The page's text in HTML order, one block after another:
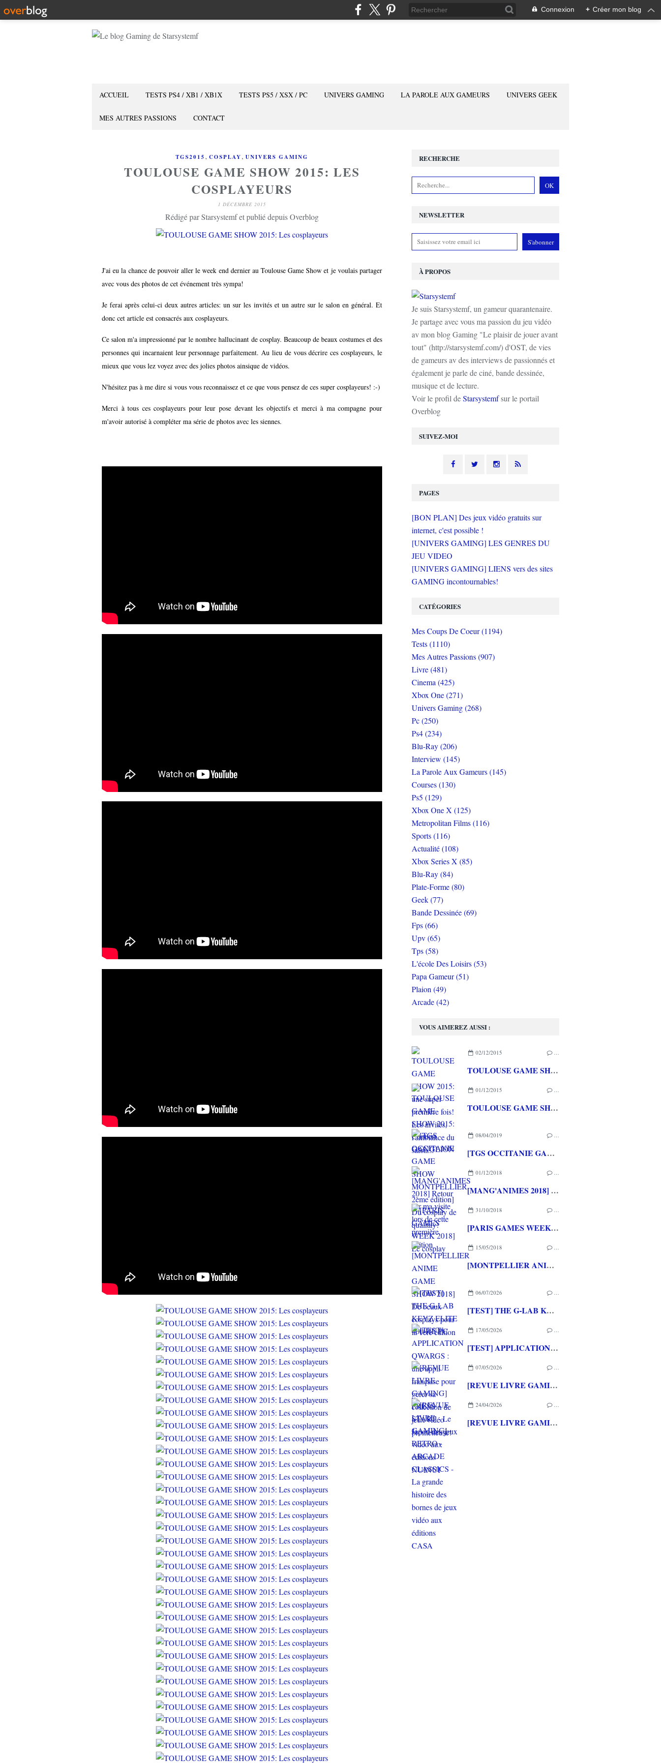
Connexion + Créer mon blog
ACCUEIL TESTS PS4 / XB1 / XB1X TESTS PS5 / XSX / PC UNIVERS GAMING LA PAROLE AUX GAMEURS UNIVERS GEEK
MES AUTRES PASSIONS CONTACT
TGS2015 , COSPLAY, UNIVERS GAMING
TOULOUSE GAME SHOW 2015: LES
COSPLAYEURS
1 DÉCEMBRE 2015
Rédigé par Starsystemf et publié depuis Overblog
J'ai eu la chance de pouvoir aller le week end dernier au Toulouse Game Show et je voulais partager
avec vous des photos de cet événement très sympa!
Je ferai après celui-ci deux autres articles: un sur les invités et un autre sur le salon en général. Et
donc cet article est consacrés aux cosplayeurs.
Ce salon m'a impressionné par le nombre hallucinant de cosplay. Beaucoup de beaux costumes et des
personnes qui incarnaient leur personnage parfaitement. Au lieu de vous décrire ces cosplayeurs, le
mieux que vous lez voyez avec des jolies photos ainsique de vidéos.
N'hésitez pas à me dire si vous vous reconnaissez et ce que vous pensez de ces super cosplayeurs! :-)
Merci à tous ces cosplayeurs pour leur pose devant les objectifs et merci à ma compagne pour
m'avoir autorisé à compléter ma série de photos avec les siennes.
NEWSLETTER
SUIVEZ-MOI
RECHERCHE
À PROPOS
Je suis Starsystemf, un gameur quarantenaire.
Je partage avec vous ma passion du jeu vidéo
av mon blog Gaming "Le plaisir de jouer avant
tout" (http://starsystemf.com/) d'OST, de vies
de gameurs av des interviews de passionnés et
également je parle de ciné, bande dessinée,
musique et de lecture.
Voir le profil deStarsystemfsur le portail
Overblog
VOUS AIMEREZ AUSSI :
02/12/2015 …
TOULOUSE GAME SHOW 2015: une super première fois! Les invités, l'ambiance du salon...
01/12/2015 …
TOULOUSE GAME SHOW 2015: Concert GANGLION
08/04/2019 …
[TGS OCCITANIE GAME SHOW MONTPELLIER 2ème édition] Du cosplay de qualitay!
01/12/2018 …
[MANG'ANIMES 2018] Retour sur ma visite lors de cette première édition
31/10/2018 …
[PARIS GAMES WEEK 2018] Le cosplay
15/05/2018 …
[MONTPELLIER ANIME GAME SHOW 2018] De beaux cosplays pour la 1ère édition
06/07/2026 …
[TEST] THE G-LAB KEYZ ELITE 400 HE PC
17/05/2026 …
[TEST] APPLICATION QWARGS : une appli française pour gérer sa collection de jeux vidéo prometteuse!
07/05/2026 …
[REVUE LIVRE GAMING] PRESS START - Le Japon des jeux vidéo aux éditions NUINUI
24/04/2026 …
[REVUE LIVRE GAMING] - RETRO - ARCADE CLASSICS - La grande histoire des bornes de jeux vidéo aux éditions CASA
PAGES
[BON PLAN] Des jeux vidéo gratuits sur
internet, c'est possible !
[UNIVERS GAMING] LES GENRES DU
JEU VIDEO
[UNIVERS GAMING] LIENS vers des sites
GAMING incontournables!
CATÉGORIES
Mes Coups De Coeur (1194)
Tests (1110)
Mes Autres Passions (907)
Livre (481)
Cinema (425)
Xbox One (271)
Univers Gaming (268)
Pc (250)
Ps4 (234)
Blu-Ray (206)
Interview (145)
La Parole Aux Gameurs (145)
Courses (130)
Ps5 (129)
Xbox One X (125)
Metropolitan Films (116)
Sports (116)
Actualité (108)
Xbox Series X (85)
Blu-Ray (84)
Plate-Forme (80)
Geek (77)
Bande Dessinée (69)
Fps (66)
Upv (65)
Tps (58)
L'école Des Loisirs (53)
Papa Gameur (51)
Plaion (49)
Arcade (42)